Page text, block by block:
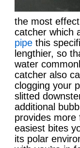
the most
catcher which
pipe this
lengthier, so
water
catcher also
clogging your
slitted
additional
provides more
easiest bites
its polar